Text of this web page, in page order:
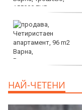
НАЙ-ЧЕТЕНИ